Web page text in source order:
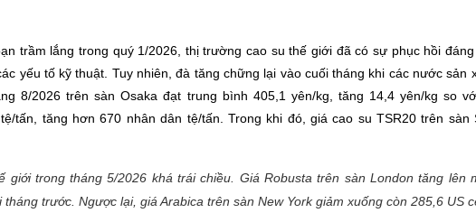
trầm lắng trong quý 1/2026, thị trường cao su thế giới đã có sự phục hồi
yếu tố kỹ thuật. Tuy nhiên, đà tăng chững lại vào cuối tháng khi các nước sản
8/2026 trên sàn Osaka đạt trung bình 405,1 yên/kg, tăng 14,4 yên/kg so
tấn, tăng hơn 670 nhân dân tệ/tấn. Trong khi đó, giá cao su TSR20 trên sàn
giới trong tháng 5/2026 khá trái chiều. Giá Robusta trên sàn London tăng lên
trước. Ngược lại, giá Arabica trên sàn New York giảm xuống còn 285,6 US